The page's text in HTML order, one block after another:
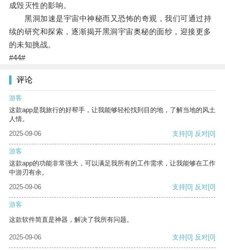
成毁灭性的影响。
黑洞加速是宇宙中神秘而又恐怖的奇观，我们可通过持
续的研究和探索，逐渐揭开黑洞宇宙奥秘的面纱，迎接更多
的未知挑战。
#44#
评论
游客
这款app是我旅行的好帮手，让我能够轻松找到目的地，了解当地的风土
人情。
2025-09-06
支持[0] 反对[0]
游客
这款app的功能非常强大，可以满足我所有的工作需求，让我能够在工作
中游刃有余。
2025-09-06
支持[0] 反对[0]
游客
这款软件简直是神器，解决了我所有问题。
2025-09-06 支持[0] 反对[0]